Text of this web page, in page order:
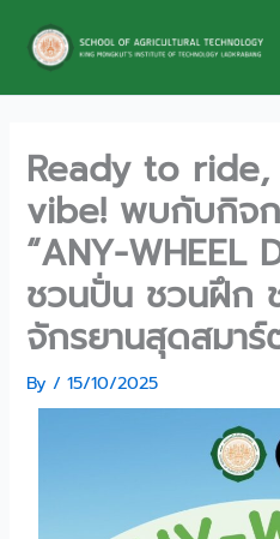
content
Ready to
vibe! พบกับกิจ
“ANY-WHEEL
ชวนปั่น ชวนฝึก
จักรยานสุดสมาร์
By/15/10/2025